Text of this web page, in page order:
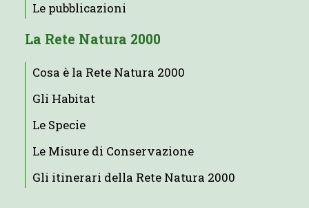
Le pubblicazioni
La Rete Natura 2000
Cosa è la Rete Natura 2000
Gli Habitat
Le Specie
Le Misure di Conservazione
Gli itinerari della Rete Natura 2000